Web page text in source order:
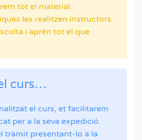
tot el material.
les realitzen instructors
i aprèn tot el que
curs…
el curs, et facilitarem
per a la seva expedició.
tràmit presentant-lo a la